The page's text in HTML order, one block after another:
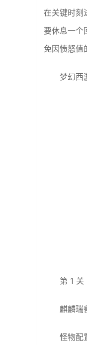
在关键时刻
要休息一个
免因愤怒值
梦幻西
第 1 关
麒麟瑞
怪物配